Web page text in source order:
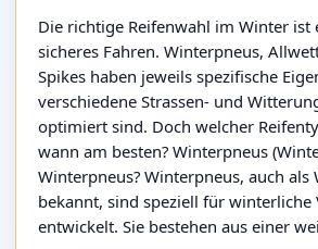
Die richtige Reifenwahl im Winter ist
sicheres Fahren. Winterpneus,
Spikes haben jeweils spezifische
verschiedene Strassen- und
optimiert sind. Doch welcher
wann am besten? Winterpneus
Winterpneus? Winterpneus, auch als
bekannt, sind speziell für winterliche
entwickelt. Sie bestehen aus einer